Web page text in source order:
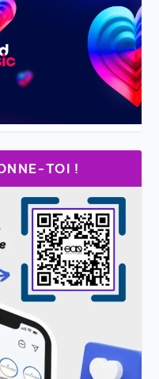
TOI !